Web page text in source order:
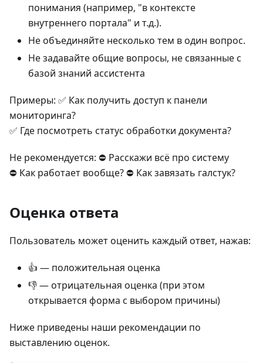
понимания (например, "в контексте
внутреннего портала" и т.д.).
Не объединяйте несколько тем в один вопрос.
Не задавайте общие вопросы, не связанные с
базой знаний ассистента
Примеры: ✅ Как получить доступ к панели
мониторинга?
✅ Где посмотреть статус обработки документа?
Не рекомендуется: ⛔ Расскажи всё про систему
⛔ Как работает вообще? ⛔ Как завязать галстук?
Оценка ответа
Пользователь может оценить каждый ответ, нажав:
👍 — положительная оценка
👎 — отрицательная оценка (при этом
открывается форма с выбором причины)
Ниже приведены наши рекомендации по
выставлению оценок.